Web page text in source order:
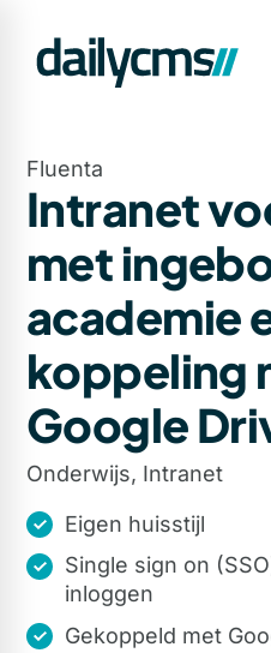
Fluenta
Intranet
met
academie
koppeling
Google
Onderwijs, Intranet
Eigen huisstijl
Single sign on
inloggen
Gekoppeld met